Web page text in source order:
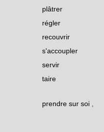
plâtrer
régler
recouvrir
s'accoupler
servir
taire
prendre sur soi